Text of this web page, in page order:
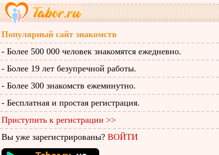
Популярный сайт знакомств
- Более 500 000 человек знакомятся ежедневно.
- Более 19 лет безупречной работы.
- Более 300 знакомств ежеминутно.
- Бесплатная и простая регистрация.
Приступить к регистрации >>
Вы уже зарегистрированы? ВОЙТИ